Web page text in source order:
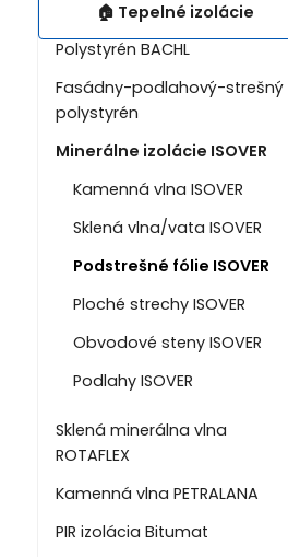
🏠 Tepelné izolácie
Polystyrén BACHL
Fasádny-podlahový-strešný
polystyrén
Minerálne izolácie ISOVER
Kamenná vlna ISOVER
Sklená vlna/vata ISOVER
Podstrešné fólie ISOVER
Ploché strechy ISOVER
Obvodové steny ISOVER
Podlahy ISOVER
Sklená minerálna vlna
ROTAFLEX
Kamenná vlna PETRALANA
PIR izolácia Bitumat